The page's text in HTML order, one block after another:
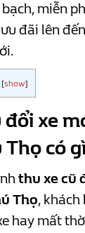
miễn
đãi lên
[show]
đổi xe
có
thu xe cũ
Thọ,
hay mất